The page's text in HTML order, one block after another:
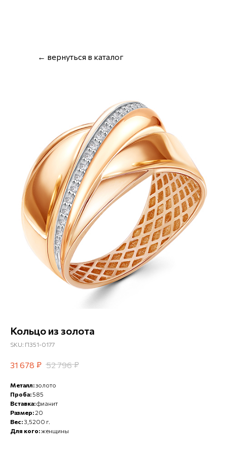
← вернуться в каталог
Кольцо из золота
SKU: П351-0177
31 678 ₽ 52 796 ₽
Металл:золото
Проба:585
Вставка:фианит
Размер:20
Вес:3,5200 г.
Для кого:женщины